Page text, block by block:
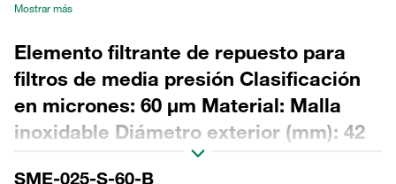
Mostrar más
Elemento filtrante de repuesto para
filtros de media presión Clasificación
en micrones: 60 µm Material: Malla
inoxidable Diámetro exterior (mm): 42
Diámetro interior (mm): 23,2 Longitud
SME-025-S-60-B